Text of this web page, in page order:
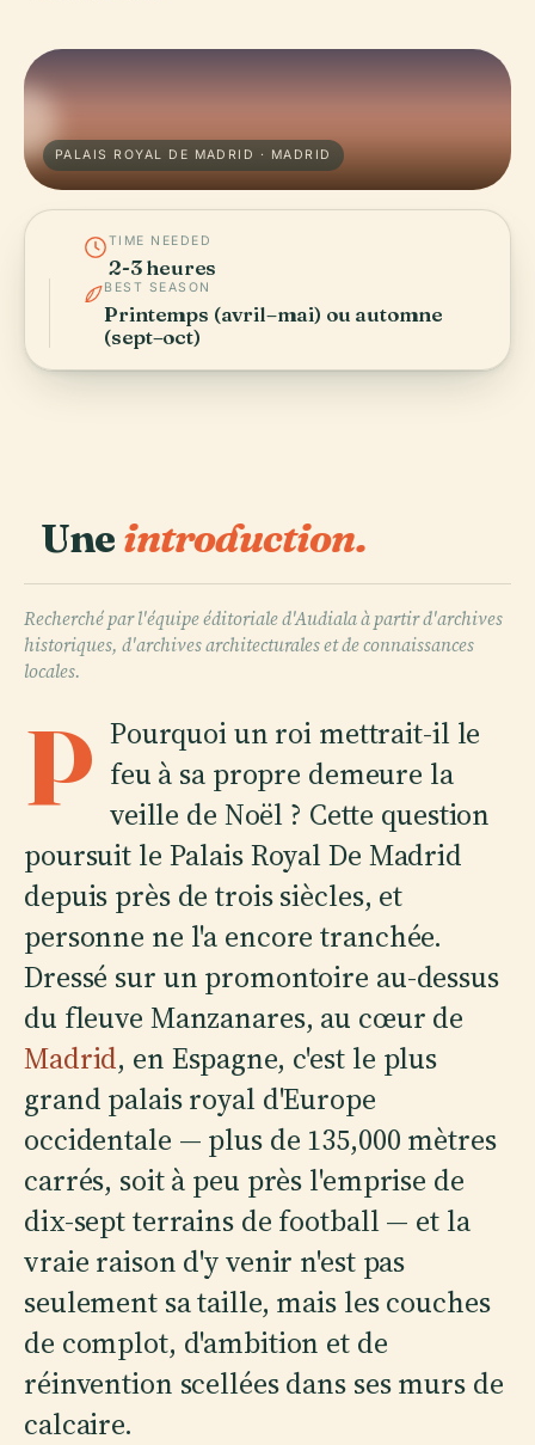
PALAIS ROYAL DE MADRID · MADRID
TIME NEEDED
2-3 heures
BEST SEASON
Printemps (avril–mai) ou automne
(sept–oct)
Uneintroduction.
Recherché par l'équipe éditoriale d'Audiala à partir d'archives
historiques, d'archives architecturales et de connaissances
locales.
P Pourquoi un roi mettrait-il le
feu à sa propre demeure la
veille de Noël ? Cette question
poursuit le Palais Royal De Madrid
depuis près de trois siècles, et
personne ne l'a encore tranchée.
Dressé sur un promontoire au-dessus
du fleuve Manzanares, au cœur de
Madrid, en Espagne, c'est le plus
grand palais royal d'Europe
occidentale — plus de 135,000 mètres
carrés, soit à peu près l'emprise de
dix-sept terrains de football — et la
vraie raison d'y venir n'est pas
seulement sa taille, mais les couches
de complot, d'ambition et de
réinvention scellées dans ses murs de
calcaire.